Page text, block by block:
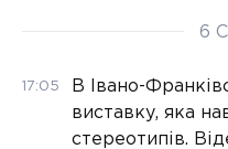
6
17:05
В Івано-
виставку, яка
стереотипів.